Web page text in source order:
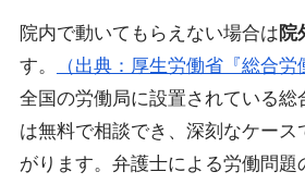
院内で動いてもらえない場合は院
す。
（出典：厚生労働省『総合労
全国の労働局に設置されている総
は無料で相談でき、深刻なケース
がります。弁護士による労働問題